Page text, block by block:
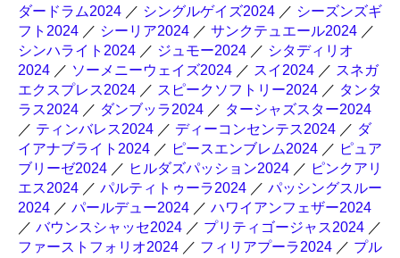
ダードラム2024 ／ シングルゲイズ2024 ／ シーズンズギ
フト2024 ／ シーリア2024 ／ サンクテュエール2024 ／
シンハライト2024 ／ ジュモー2024 ／ シタディリオ
2024 ／ ソーメニーウェイズ2024 ／ スイ2024 ／ スネガ
エクスプレス2024 ／ スピークソフトリー2024 ／ タンタ
ラス2024 ／ ダンブッラ2024 ／ ターシャズスター2024
／ ティンバレス2024 ／ ディーコンセンテス2024 ／ ダ
イアナブライト2024 ／ ピースエンブレム2024 ／ ピュア
ブリーゼ2024 ／ ヒルダズパッション2024 ／ ピンクアリ
エス2024 ／ パルティトゥーラ2024 ／ パッシングスルー
2024 ／ パールデュー2024 ／ ハワイアンフェザー2024
／ バウンスシャッセ2024 ／ プリティゴージャス2024 ／
ファーストフォリオ2024 ／ フィリアプーラ2024 ／ プル